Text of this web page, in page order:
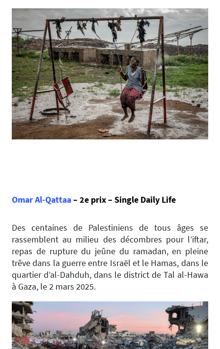
Omar Al-Qattaa– 2e prix – Single Daily Life
Des centaines de Palestiniens de tous âges se
rassemblent au milieu des décombres pour l’iftar,
repas de rupture du jeûne du ramadan, en pleine
trêve dans la guerre entre Israël et le Hamas, dans le
quartier d’al-Dahduh, dans le district de Tal al-Hawa
à Gaza, le 2 mars 2025.